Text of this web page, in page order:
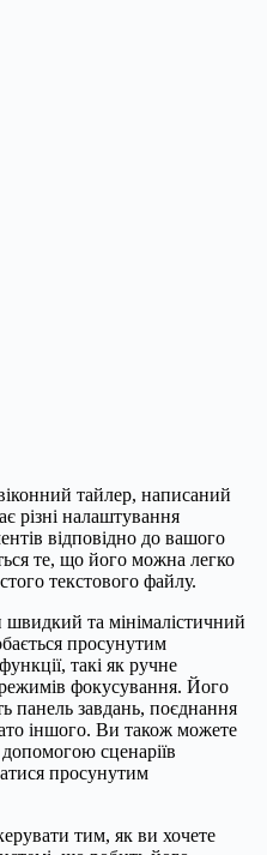
тайлер, написаний
різні налаштування
відповідно до вашого
те, що його можна легко
текстового файлу.
та мінімалістичний
просунутим
такі як ручне
фокусування. Його
панель завдань, поєднання
іншого. Ви також можете
сценаріїв
просунутим
тим, як ви хочете